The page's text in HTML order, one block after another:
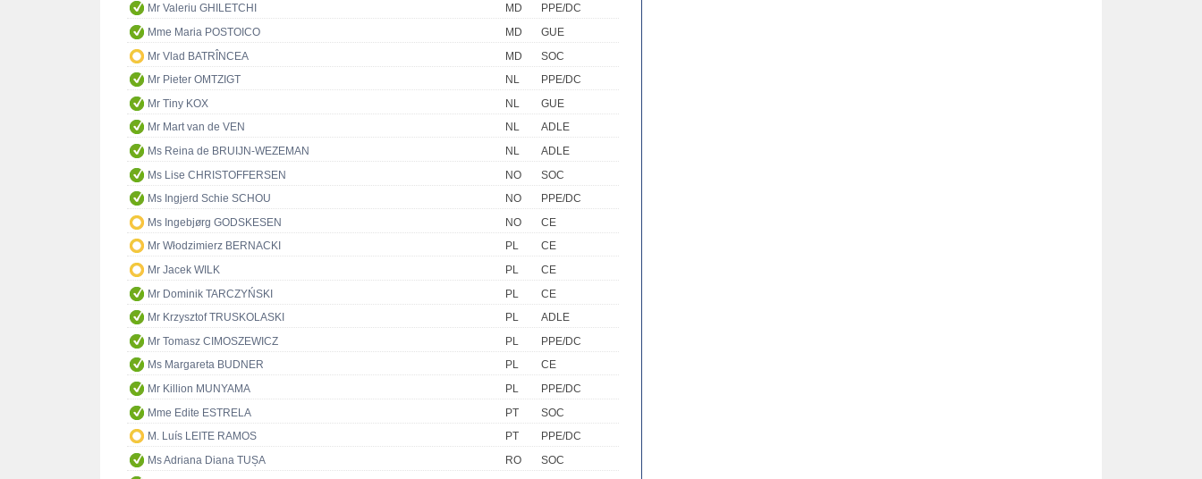
Mr Valeriu GHILETCHI
MD
PPE/DC
Mme Maria POSTOICO
MD
GUE
Mr Vlad BATRÎNCEA
MD
SOC
Mr Pieter OMTZIGT
NL
PPE/DC
Mr Tiny KOX
NL
GUE
Mr Mart van de VEN
NL
ADLE
Ms Reina de BRUIJN-WEZEMAN
NL
ADLE
Ms Lise CHRISTOFFERSEN
NO
SOC
Ms Ingjerd Schie SCHOU
NO
PPE/DC
Ms Ingebjørg GODSKESEN
NO
CE
Mr Włodzimierz BERNACKI
PL
CE
Mr Jacek WILK
PL
CE
Mr Dominik TARCZYŃSKI
PL
CE
Mr Krzysztof TRUSKOLASKI
PL
ADLE
Mr Tomasz CIMOSZEWICZ
PL
PPE/DC
Ms Margareta BUDNER
PL
CE
Mr Killion MUNYAMA
PL
PPE/DC
Mme Edite ESTRELA
PT
SOC
M. Luís LEITE RAMOS
PT
PPE/DC
Ms Adriana Diana TUȘA
RO
SOC